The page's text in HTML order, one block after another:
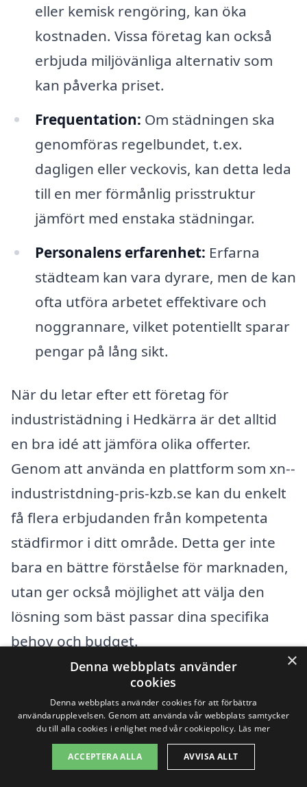
eller kemisk rengöring, kan öka
kostnaden. Vissa företag kan också
erbjuda miljövänliga alternativ som
kan påverka priset.
Frequentation: Om städningen ska
genomföras regelbundet, t.ex.
dagligen eller veckovis, kan detta leda
till en mer förmånlig prisstruktur
jämfört med enstaka städningar.
Personalens erfarenhet: Erfarna
städteam kan vara dyrare, men de kan
ofta utföra arbetet effektivare och
noggrannare, vilket potentiellt sparar
pengar på lång sikt.
När du letar efter ett företag för
industristädning i Hedkärra är det alltid
en bra idé att jämföra olika offerter.
Genom att använda en plattform som xn--
industristdning-pris-kzb.se kan du enkelt
få flera erbjudanden från kompetenta
städfirmor i ditt område. Detta ger inte
bara en bättre förståelse för marknaden,
utan ger också möjlighet att välja den
lösning som bäst passar dina specifika
behov och budget.
Att ställa relevanta frågor till
städfirmorna kan också hjälpa dig att få
en klarare bild av priserna. Fråga om
deras metodik, erfarenhet och eventuella
×
Denna webbplats använder
cookies
Denna webbplats använder cookies för att förbättra
användarupplevelsen. Genom att använda vår webbplats samtycker
du till alla cookies i enlighet med vår cookiepolicy. Läs mer
ACCEPTERA ALLA AVVISA ALLT